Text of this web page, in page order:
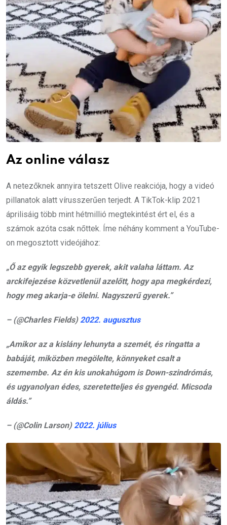
Az online válasz
A netezőknek annyira tetszett Olive reakciója, hogy a videó
pillanatok alatt vírusszerűen terjedt. A TikTok-klip 2021
áprilisáig több mint hétmillió megtekintést ért el, és a
számok azóta csak nőttek. Íme néhány komment a YouTube-
on megosztott videójához:
„Ő az egyik legszebb gyerek, akit valaha láttam. Az
arckifejezése közvetlenül azelőtt, hogy apa megkérdezi,
hogy meg akarja-e ölelni. Nagyszerű gyerek.”
– (@Charles Fields) 2022. augusztus
„Amikor az a kislány lehunyta a szemét, és ringatta a
babáját, miközben megölelte, könnyeket csalt a
szemembe. Az én kis unokahúgom is Down-szindrómás,
és ugyanolyan édes, szeretetteljes és gyengéd. Micsoda
áldás.”
– (@Colin Larson) 2022. július